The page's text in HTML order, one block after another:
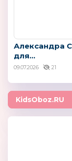
Александра
для...
09.07.2026 21
KidsOboz.RU